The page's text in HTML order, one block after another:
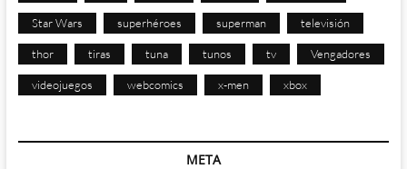
Star Wars superhéroes superman televisión
thor tiras tuna tunos tv Vengadores
videojuegos webcomics x-men xbox
META